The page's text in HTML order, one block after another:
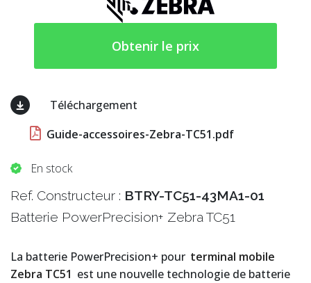
Obtenir le prix
Téléchargement
Guide-accessoires-Zebra-TC51.pdf
En stock
Ref. Constructeur : BTRY-TC51-43MA1-01
Batterie PowerPrecision+ Zebra TC51
La batterie PowerPrecision+ pour terminal mobile
Zebra TC51 est une nouvelle technologie de batterie